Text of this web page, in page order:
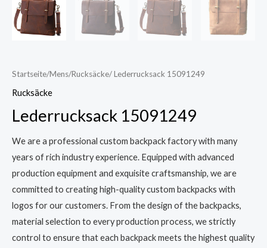
Startseite/Mens/Rucksäcke/ Lederrucksack 15091249
Rucksäcke
Lederrucksack 15091249
We are a professional custom backpack factory with many
years of rich industry experience. Equipped with advanced
production equipment and exquisite craftsmanship, we are
committed to creating high-quality custom backpacks with
logos for our customers. From the design of the backpacks,
material selection to every production process, we strictly
control to ensure that each backpack meets the highest quality